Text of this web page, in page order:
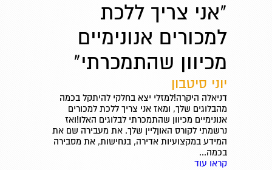
"אני צריך ללכת
למכורים אנונימיים
מכיוון שהתמכרתי"
יוני סיטבון
דניאלה היקרה!למזלי יצא בחלקי להיתקל בכמה
מהבלוגים שלך, ומאז אני צריך ללכת למכורים
אנונימיים מכיוון שהתמכרתי לבלוגים האלו!ואז
נרשמתי לקורס האוןליין שלך. את מעבירה שם את
המידע במקצועיות אדירה, בנחישות, את מסבירה
בכמה...
קראו עוד